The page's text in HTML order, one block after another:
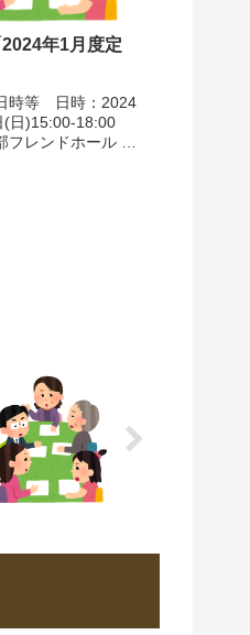
年1月度定
時等 日時：2024
(日)15:00-18:00
フレンドホール 集